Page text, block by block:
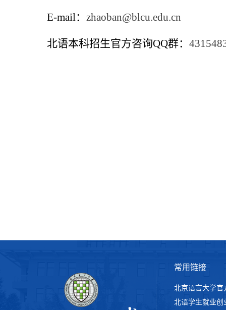
E-mail： zhaoban@blcu.edu.cn
北语本科招生官方咨询QQ群：
常用链接
北京语言大学官
北语学生就业创